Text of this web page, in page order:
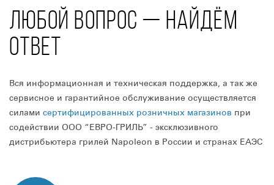
ЛЮБОЙ ВОПРОС — НАЙДЁМ
ОТВЕТ
Вся информационная и техническая поддержка, а так же
сервисное и гарантийное обслуживание осуществляется
силами сертифицированных розничных магазинов при
содействии ООО “ЕВРО-ГРИЛЬ” - эксклюзивного
дистрибьютера грилей Napoleon в России и странах ЕАЭС